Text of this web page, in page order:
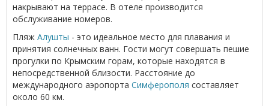
накрывают на террасе. В отеле производится
обслуживание номеров.
Пляж Алушты - это идеальное место для плавания и
принятия солнечных ванн. Гости могут совершать пешие
прогулки по Крымским горам, которые находятся в
непосредственной близости. Расстояние до
международного аэропорта Симферополя составляет
около 60 км.